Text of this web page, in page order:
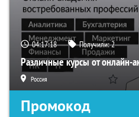
04:17:17 Получили:2
Различные курсы от онлайн-
Россия
Промокод